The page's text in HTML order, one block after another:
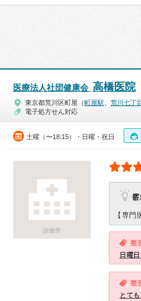
医療法人社団健康会 高橋医院
東京都荒川区町屋（町屋駅 荒川七丁
電子処方せん対応
土曜（〜18:15）・日曜・祝日
診療所
霰
【専門
整
日曜
整
とて